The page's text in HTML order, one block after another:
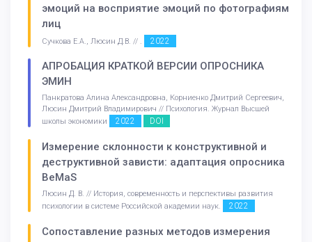
эмоций на восприятие эмоций по фотографиям
лиц
Сучкова Е.А., Люсин Д.В. // . 2022
АПРОБАЦИЯ КРАТКОЙ ВЕРСИИ ОПРОСНИКА
ЭМИН
Панкратова Алина Александровна, Корниенко Дмитрий Сергеевич,
Люсин Дмитрий Владимирович // Психология. Журнал Высшей
школы экономики
2022 DOI
Измерение склонности к конструктивной и
деструктивной зависти: адаптация опросника
BeMaS
Люсин Д. В. // История, современность и перспективы развития
психологии в системе Российской академии наук.
2022
Сопоставление разных методов измерения